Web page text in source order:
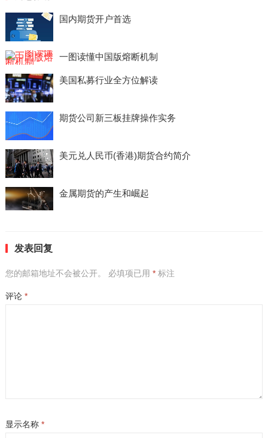
国内期货开户首选
一图读懂中国版熔断机制
美国私募行业全方位解读
期货公司新三板挂牌操作实务
美元兑人民币(香港)期货合约简介
金属期货的产生和崛起
发表回复
您的邮箱地址不会被公开。 必填项已用 *标注
评论 *
显示名称 *